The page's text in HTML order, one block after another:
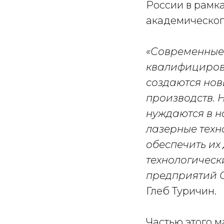
России в
«Современные
создаются
производств.
нуждаются в
лазерные
обеспечить
предприятий
Глеб Туричин.